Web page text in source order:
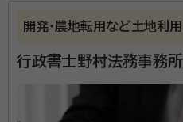
花田 亮（はなだ りょう）
行
ン相続行政書士事務所入社 以前は
が、目の前で困っている方の助けに
の業界に飛び込みました。
事務所口コミ（抜粋）：
満足度 4.0
開発・農地転用など土地利
行政書士野村法務事務所